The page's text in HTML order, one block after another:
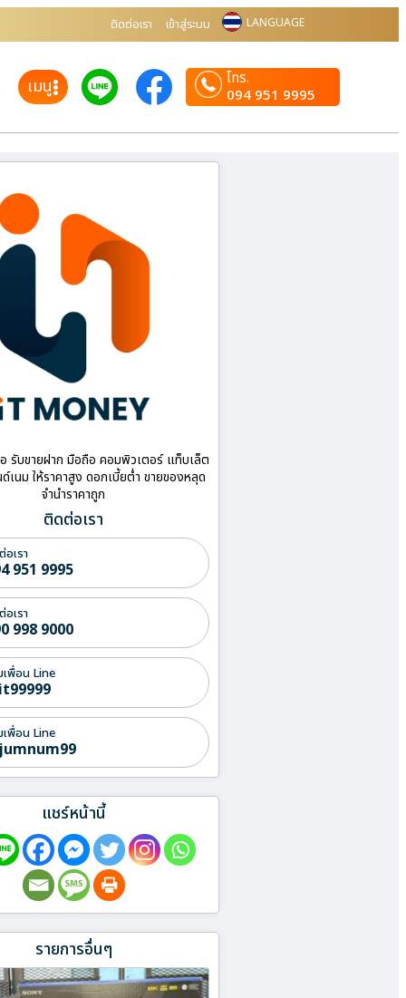
ติดต่อเรา เข้าสู่ระบบ LANGUAGE
เมนู
โทร.
094 951 9995
รับขายฝาก มือถือ คอมพิวเตอร์ แท็บเล็ต
เนม ให้ราคาสูง ดอกเบี้ยต่ำ ขายของหลุด
จำนำราคาถูก
ติดต่อเรา
อเรา
951 9995
อเรา
998 9000
เพื่อน Line
เพื่อน Line
แชร์หน้านี้
รายการอื่นๆ